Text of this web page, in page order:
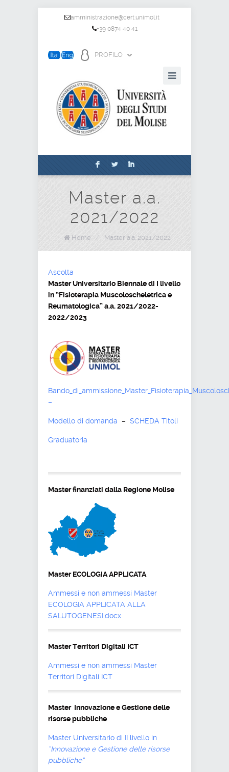
amministrazione@cert.unimol.it
+39 0874 40 41
PROFILO
F L I
Master a.a.
2021/2022
Home / Master a.a. 2021/2022
Ascolta
Master Universitario Biennale di I livello
in “Fisioterapia Muscoloscheletrica e
Reumatologica” a.a. 2021/2022-
2022/2023
–
Modello di domanda – SCHEDA Titoli
Graduatoria
Master finanziati dalla Regione Molise
Master ECOLOGIA APPLICATA
Ammessi e non ammessi Master
ECOLOGIA APPLICATA ALLA
SALUTOGENESI.docx
Master Territori Digitali ICT
Ammessi e non ammessi Master
Territori Digitali ICT
Master Innovazione e Gestione delle
risorse pubbliche
Master Universitario di II livello in
“Innovazione e Gestione delle risorse
pubbliche”